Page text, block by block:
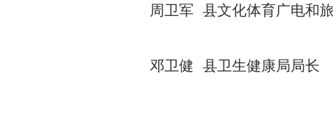
周卫军 县文化体育广电和
邓卫健 县卫生健康局局长